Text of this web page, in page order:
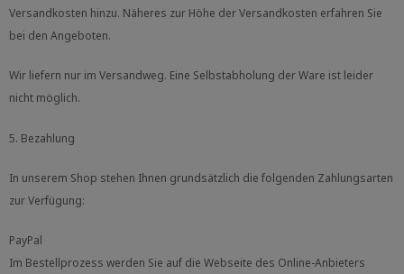
Versandkosten hinzu. Näheres zur Höhe der Versandkosten erfahren Sie
bei den Angeboten.
Wir liefern nur im Versandweg. Eine Selbstabholung der Ware ist leider
nicht möglich.
5. Bezahlung
In unserem Shop stehen Ihnen grundsätzlich die folgenden Zahlungsarten
zur Verfügung:
PayPal
Im Bestellprozess werden Sie auf die Webseite des Online-Anbieters